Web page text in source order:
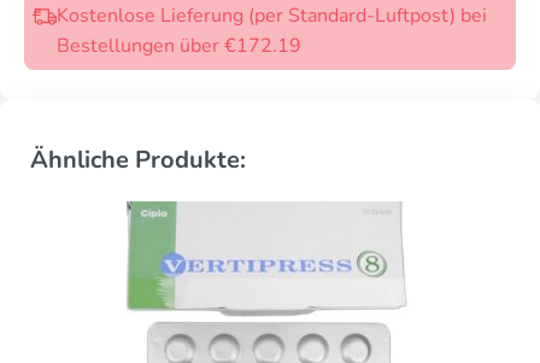
Kostenlose Lieferung (per Standard-Luftpost) bei
Bestellungen über €172.19
Ähnliche Produkte: